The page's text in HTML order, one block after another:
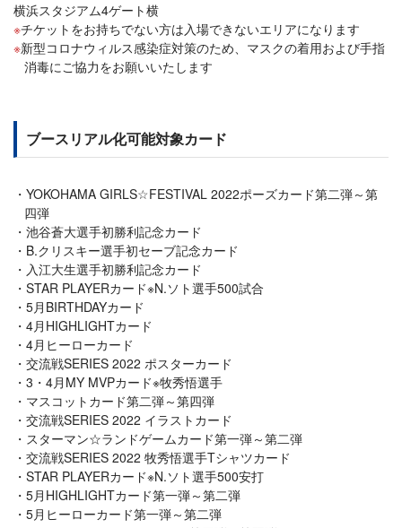
横浜スタジアム4ゲート横
チケットをお持ちでない方は入場できないエリアになります
新型コロナウィルス感染症対策のため、マスクの着用および手指
消毒にご協力をお願いいたします
ブースリアル化可能対象カード
YOKOHAMA GIRLS☆FESTIVAL 2022ポーズカード第二弾～第
四弾
池谷蒼大選手初勝利記念カード
B.クリスキー選手初セーブ記念カード
入江大生選手初勝利記念カード
STAR PLAYERカード※N.ソト選手500試合
5月BIRTHDAYカード
4月HIGHLIGHTカード
4月ヒーローカード
交流戦SERIES 2022 ポスターカード
3・4月MY MVPカード※牧秀悟選手
マスコットカード第二弾～第四弾
交流戦SERIES 2022 イラストカード
スターマン☆ランドゲームカード第一弾～第二弾
交流戦SERIES 2022 牧秀悟選手Tシャツカード
STAR PLAYERカード※N.ソト選手500安打
5月HIGHLIGHTカード第一弾～第二弾
5月ヒーローカード第一弾～第二弾